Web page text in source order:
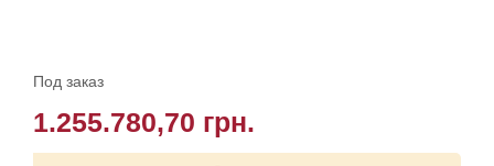
Под заказ
1.255.780,70 грн.